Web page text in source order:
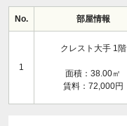
No. 部屋情報
1
クレスト大手 1階
面積：38.00㎡
賃料：72,000円